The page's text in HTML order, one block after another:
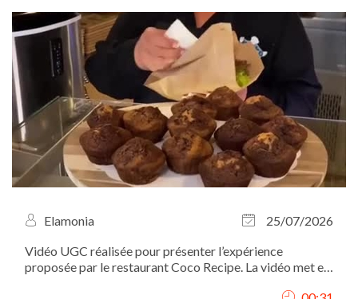
Elamonia
25/07/2026
Vidéo UGC réalisée pour présenter l’expérience
proposée par le restaurant Coco Recipe. La vidéo met en